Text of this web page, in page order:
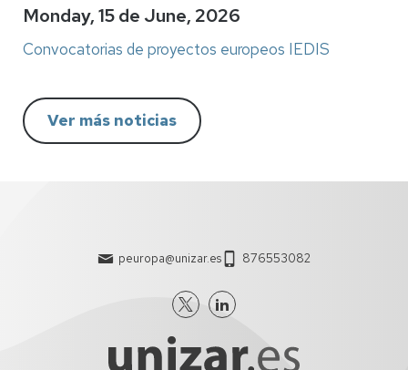
Monday, 15 de June, 2026
Convocatorias de proyectos europeos IEDIS
Ver más noticias
peuropa@unizar.es 876553082